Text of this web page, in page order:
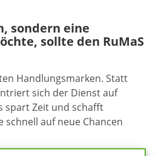
sondern eine
sollte den RuMaS
Handlungsmarken. Statt
sich der Dienst auf
spart Zeit und schafft
auf neue Chancen